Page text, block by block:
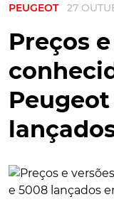
Curiosidades
Elétricos
Técnica
Testes
PEUGEOT 27
Preços